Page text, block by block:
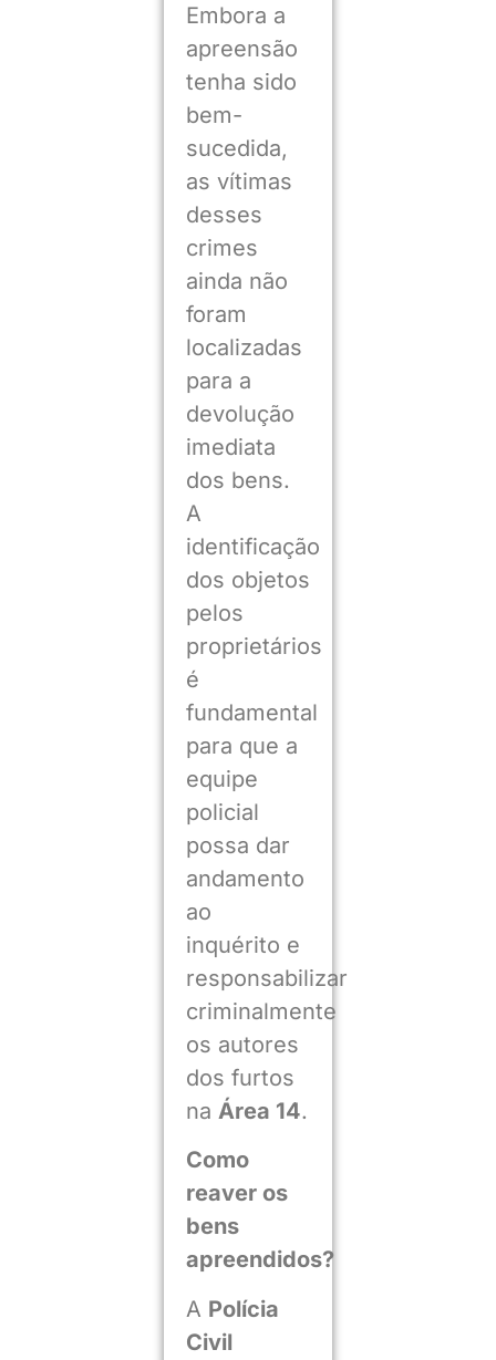
Embora a
apreensão
tenha sido
bem-
sucedida,
as vítimas
desses
crimes
ainda não
foram
localizadas
para a
devolução
imediata
dos bens.
A
identificação
dos objetos
pelos
proprietários
é
fundamental
para que a
equipe
policial
possa dar
andamento
ao
inquérito e
responsabilizar
criminalmente
os autores
dos furtos
na Área 14.
Como
reaver os
bens
apreendidos?
A Polícia
Civil